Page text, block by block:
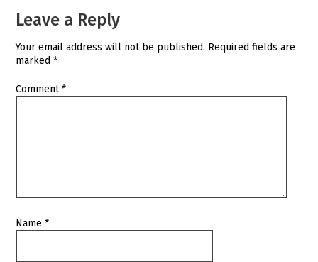
Leave a Reply
Your email address will not be published. Required fields are
marked*
Comment*
Name*